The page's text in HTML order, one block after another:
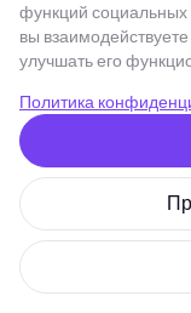
DPIN
Networks)— это
радикально
Он предлагает
— от облачных
и вернуть
гигантов вроде
и по-настоящему
функций социальных
вы
улучшать его
Политика